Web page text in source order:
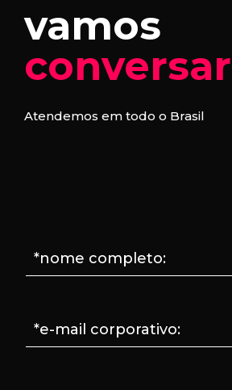
vamos
Atendemos em todo o Brasil
*nome completo:
*e-mail corporativo: